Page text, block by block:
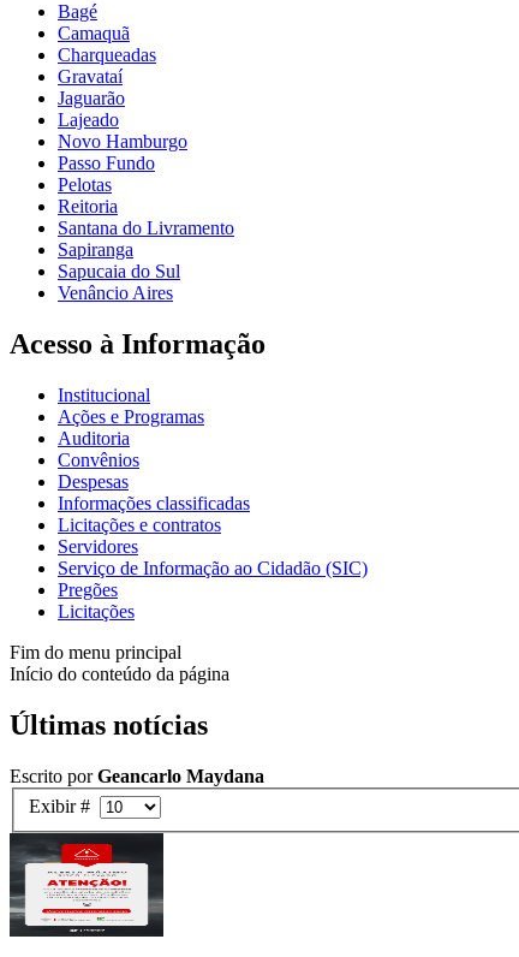
Bagé
Camaquã
Charqueadas
Gravataí
Jaguarão
Lajeado
Novo Hamburgo
Passo Fundo
Pelotas
Reitoria
Santana do Livramento
Sapiranga
Sapucaia do Sul
Venâncio Aires
Acesso à Informação
Institucional
Ações e Programas
Auditoria
Convênios
Despesas
Informações classificadas
Licitações e contratos
Servidores
Serviço de Informação ao Cidadão (SIC)
Pregões
Licitações
Fim do menu principal
Início do conteúdo da página
Últimas notícias
Escrito porGeancarlo Maydana
Exibir #